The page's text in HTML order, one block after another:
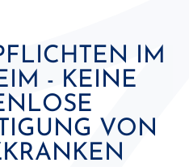
IM
- KEINE
VON